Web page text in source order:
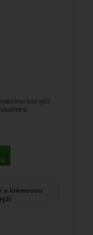
Single' k porovnání
Eat Kuřecí soté s
kari rýží
s krémovou